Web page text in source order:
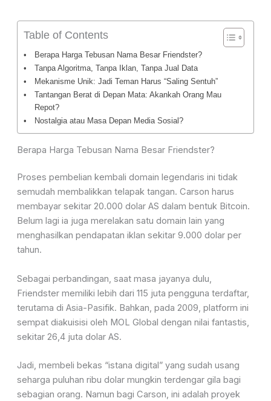
Table of Contents
Berapa Harga Tebusan Nama Besar Friendster?
Tanpa Algoritma, Tanpa Iklan, Tanpa Jual Data
Mekanisme Unik: Jadi Teman Harus “Saling Sentuh”
Tantangan Berat di Depan Mata: Akankah Orang Mau
Repot?
Nostalgia atau Masa Depan Media Sosial?
Berapa Harga Tebusan Nama Besar Friendster?
Proses pembelian kembali domain legendaris ini tidak
semudah membalikkan telapak tangan. Carson harus
membayar sekitar 20.000 dolar AS dalam bentuk Bitcoin.
Belum lagi ia juga merelakan satu domain lain yang
menghasilkan pendapatan iklan sekitar 9.000 dolar per
tahun.
Sebagai perbandingan, saat masa jayanya dulu,
Friendster memiliki lebih dari 115 juta pengguna terdaftar,
terutama di Asia-Pasifik. Bahkan, pada 2009, platform ini
sempat diakuisisi oleh MOL Global dengan nilai fantastis,
sekitar 26,4 juta dolar AS.
Jadi, membeli bekas “istana digital” yang sudah usang
seharga puluhan ribu dolar mungkin terdengar gila bagi
sebagian orang. Namun bagi Carson, ini adalah proyek